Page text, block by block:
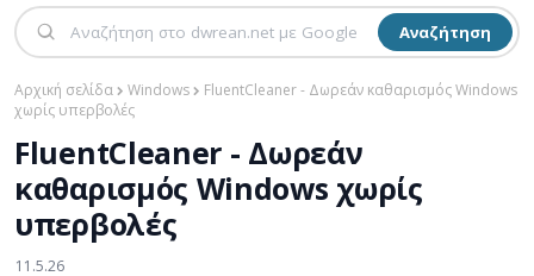
Αναζήτηση
Αρχική σελίδα Windows
FluentCleaner - Δωρεάν καθαρισμός Windows
χωρίς υπερβολές
FluentCleaner - Δωρεάν
καθαρισμός Windows χωρίς
υπερβολές
11.5.26